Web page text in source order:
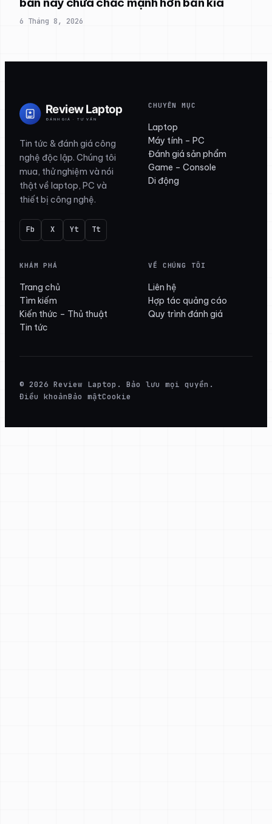
6 Tháng 8, 2026
Tin tức & đánh giá công
nghệ độc lập. Chúng tôi
mua, thử nghiệm và nói
thật về laptop, PC và
thiết bị công nghệ.
Fb X Yt Tt
CHUYÊN MỤC
Laptop
Máy tính – PC
Đánh giá sản phẩm
Game – Console
Di động
KHÁM PHÁ
Trang chủ
Tìm kiếm
Kiến thức – Thủ thuật
Tin tức
VỀ CHÚNG TÔI
Liên hệ
Hợp tác quảng cáo
Quy trình đánh giá
© 2026 Review Laptop. Bảo lưu mọi quyền.
Điều khoảnBảo mậtCookie